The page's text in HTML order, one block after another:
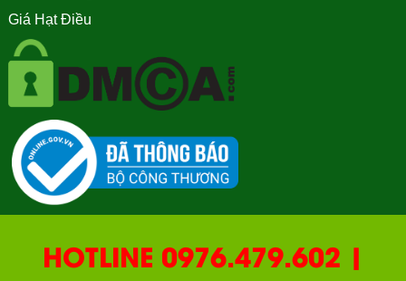
Giá Hạt Điều
HOTLINE 0976.479.602 |